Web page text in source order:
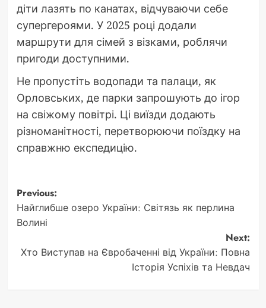
діти лазять по канатах, відчуваючи себе
супергероями. У 2025 році додали
маршрути для сімей з візками, роблячи
пригоди доступними.
Не пропустіть водопади та палаци, як
Орловських, де парки запрошують до ігор
на свіжому повітрі. Ці виїзди додають
різноманітності, перетворюючи поїздку на
справжню експедицію.
Post
navigation
Previous:
Найглибше озеро України: Світязь як перлина
Волині
Next:
Хто Виступав на Євробаченні від України: Повна
Історія Успіхів та Невдач